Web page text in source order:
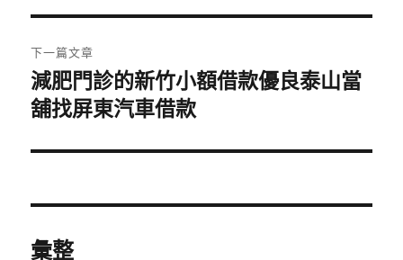
覽
文
章:
下一篇文章
下
一
文
減肥門診的新竹小額借款優良泰山當
舖找屏東汽車借款
彙整